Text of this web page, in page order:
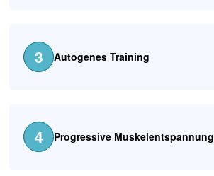
3 Autogenes Training
4 Progressive Muskelentspannung